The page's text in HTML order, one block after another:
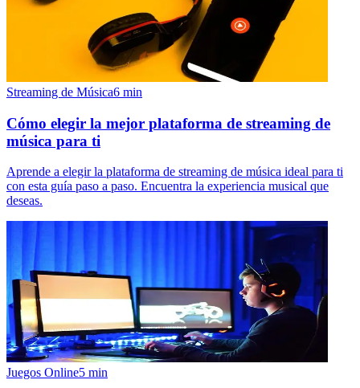
Streaming de Música6 min
Cómo elegir la mejor plataforma de streaming de
música para ti
Aprende a elegir la plataforma de streaming de música ideal para ti
con esta guía paso a paso. Encuentra la experiencia musical que
deseas.
Juegos Online5 min